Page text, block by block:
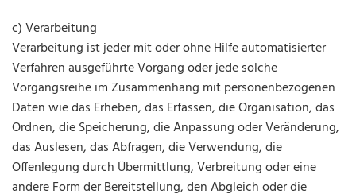
c) Verarbeitung
Verarbeitung ist jeder mit oder ohne Hilfe automatisierter
Verfahren ausgeführte Vorgang oder jede solche
Vorgangsreihe im Zusammenhang mit personenbezogenen
Daten wie das Erheben, das Erfassen, die Organisation, das
Ordnen, die Speicherung, die Anpassung oder Veränderung,
das Auslesen, das Abfragen, die Verwendung, die
Offenlegung durch Übermittlung, Verbreitung oder eine
andere Form der Bereitstellung, den Abgleich oder die